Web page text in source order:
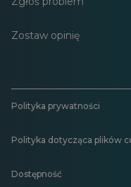
Zostaw opinię
Polityka prywatności
Polityka dotycząca plików
Dostępność